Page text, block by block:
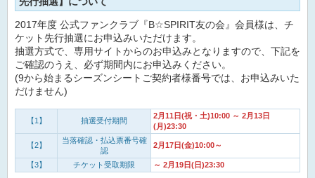
2017年度 公式ファンクラブ『B☆SPIRIT友の会』会員様は、チ
ケット先行抽選にお申込みいただけます。
抽選方式で、専用サイトからのお申込みとなりますので、下記を
ご確認のうえ、必ず期間内にお申込みください。
(9から始まるシーズンシートご契約者様番号では、お申込みいた
だけません)
【1】 抽選受付期間
2月11日(祝・土)10:00 ～ 2月13日
(月)23:30
【2】
当落確認・払込票番号確
認
2月17日(金)10:00～
【3】 チケット受取期限 ～ 2月19日(日)23:30